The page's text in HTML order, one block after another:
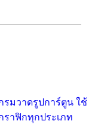
กรมวาดรูปการ์ตูน ใช้
ราฟิกทุกประเภท